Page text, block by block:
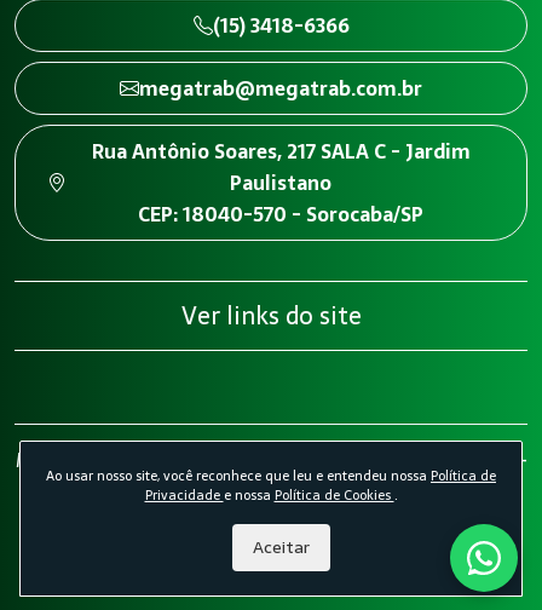
(15) 3418-6366
megatrab@megatrab.com.br
Rua Antônio Soares, 217 SALA C - Jardim
Paulistano
CEP: 18040-570 - Sorocaba/SP
Ver links do site
Megatrab - Engenharia de Segurança do Trabalho 2026 -
Todos os direitos reservados.Política de Privacidade.
Desenvolvido por Agência Kombi
Ao usar nosso site, você reconhece que leu e entendeu nossa Política de
Privacidade e nossa Política de Cookies.
Aceitar